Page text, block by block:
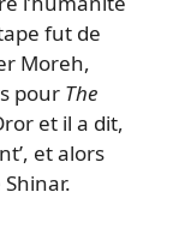
fut de
Moreh,
pour The
et il a dit,
et alors